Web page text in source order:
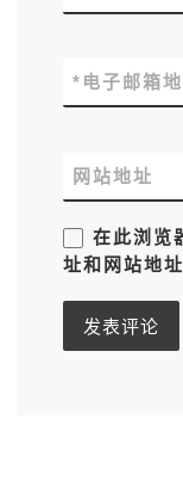
电子邮箱
*
网站地址
在此浏览
址和网站地